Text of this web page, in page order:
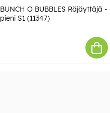
BUNCH O BUBBLES Räjäyttäjä -
pieni S1 (11347)